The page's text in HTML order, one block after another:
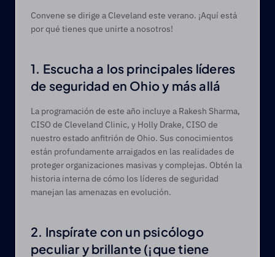
Convene se dirige a Cleveland este verano. ¡Aquí está
por qué tienes que unirte a nosotros!
1. Escucha a los principales líderes
de seguridad en Ohio y más allá
La programación de este año incluye a Rakesh Sharma,
CISO de Cleveland Clinic, y Holly Drake, CISO de
nuestro estado anfitrión de Ohio. Sus conocimientos
están profundamente arraigados en las realidades de
proteger organizaciones masivas y complejas. Obtén la
historia interna de cómo los líderes de seguridad
manejan las amenazas en evolución.
2. Inspírate con un psicólogo
peculiar y brillante (¡que tiene